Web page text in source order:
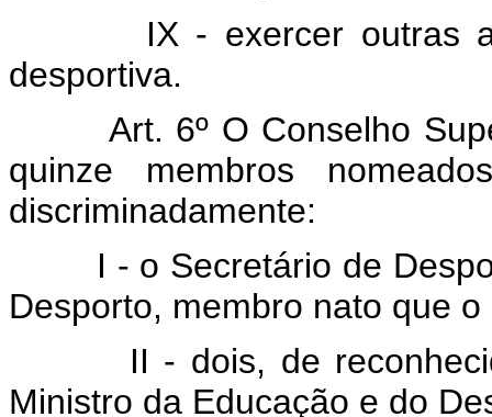
IX - exercer outras
desportiva.
Art. 6º O Conselho
quinze membros
discriminadamente:
I - o Secretário de
Desporto, membro nato que o
II - dois, de reconhecido
Ministro da Educação e do